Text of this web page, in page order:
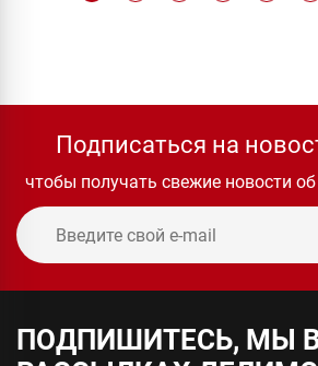
Подписаться на
чтобы получать свежие новости
ПОДПИШИТЕСЬ, МЫ